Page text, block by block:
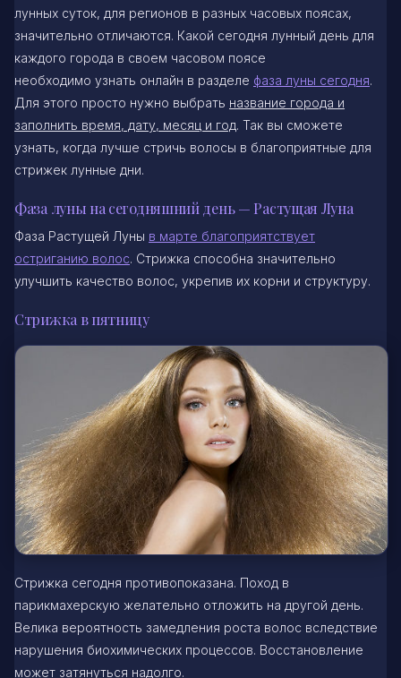
лунных суток, для регионов в разных часовых поясах,
значительно отличаются. Какой сегодня лунный день для
каждого города в своем часовом поясе
необходимо узнать онлайн в разделе фаза луны сегодня.
Для этого просто нужно выбрать название города и
заполнить время, дату, месяц и год. Так вы сможете
узнать, когда лучше стричь волосы в благоприятные для
стрижек лунные дни.
Фаза луны на сегодняшний день — Растущая Луна
Фаза Растущей Луны в марте благоприятствует
остриганию волос. Стрижка способна значительно
улучшить качество волос, укрепив их корни и структуру.
Стрижка в пятницу
Стрижка сегодня противопоказана. Поход в
парикмахерскую желательно отложить на другой день.
Велика вероятность замедления роста волос вследствие
нарушения биохимических процессов. Восстановление
может затянуться надолго.